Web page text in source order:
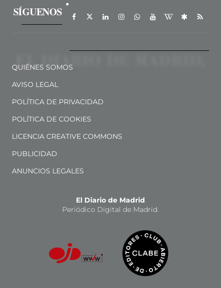
SÍGUENOS
QUIÉNES SOMOS
AVISO LEGAL
POLÍTICA DE PRIVACIDAD
POLÍTICA DE COOKIES
LICENCIA CREATIVE COMMONS
PUBLICIDAD
ANUNCIOS LEGALES
El Diario de Madrid
Periódico Digital de Madrid.